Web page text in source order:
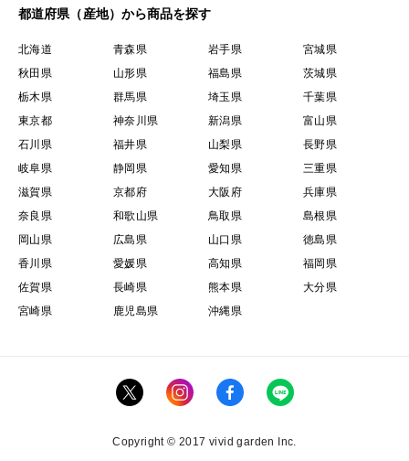
都道府県（産地）から商品を探す
北海道 青森県 岩手県
宮城県
秋田県
山形県 福島県
茨城県
栃木県
群馬県 埼玉県
千葉県
東京都
神奈川県 新潟県
富山県
石川県
福井県 山梨県
長野県
岐阜県
静岡県 愛知県
三重県
滋賀県
京都府 大阪府
兵庫県
奈良県
和歌山県 鳥取県
島根県
岡山県
広島県 山口県
徳島県
香川県
愛媛県 高知県
福岡県
佐賀県
長崎県 熊本県
大分県
宮崎県
鹿児島県 沖縄県
Copyright © 2017 vivid garden Inc.